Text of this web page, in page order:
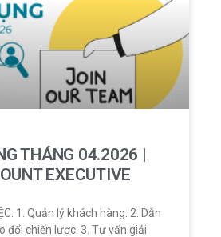
THÁNG 04.2026 |
EXECUTIVE
1. Quản lý khách hàng: 2. Dẫn
đổi chiến lược: 3. Tư vấn giải